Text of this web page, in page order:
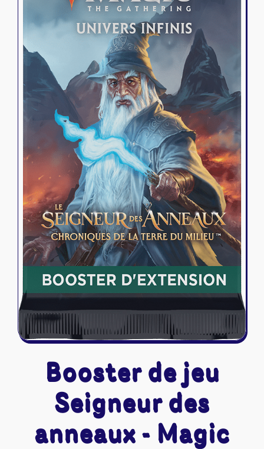
Naruto Mythos
Autres
Tapis de jeu
Booster de jeu
Seigneur des
anneaux - Magic